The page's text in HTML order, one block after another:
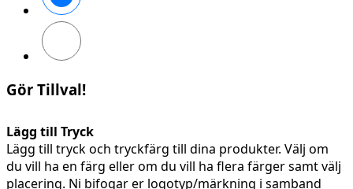
Gör Tillval!
Lägg till Tryck
Lägg till tryck och tryckfärg till dina produkter. Välj om
du vill ha en färg eller om du vill ha flera färger samt välj
placering. Ni bifogar er logotyp/märkning i samband